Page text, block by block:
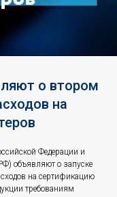
о втором
на
Федерации и
объявляют о запуске
на сертификацию
требованиям